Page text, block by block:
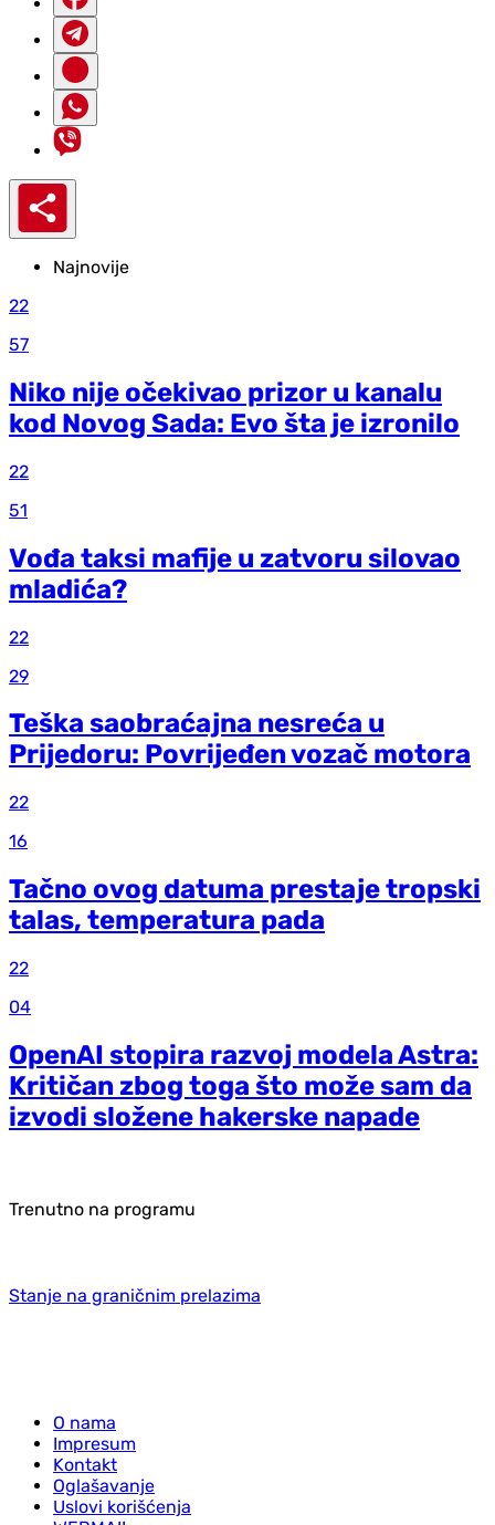
Najnovije
22
57
Niko nije očekivao prizor u kanalu
kod Novog Sada: Evo šta je izronilo
22
51
Vođa taksi mafije u zatvoru silovao
mladića?
22
29
Teška saobraćajna nesreća u
Prijedoru: Povrijeđen vozač motora
22
16
Tačno ovog datuma prestaje tropski
talas, temperatura pada
22
04
OpenAI stopira razvoj modela Astra:
Kritičan zbog toga što može sam da
izvodi složene hakerske napade
Trenutno na programu
Stanje na graničnim prelazima
O nama
Impresum
Kontakt
Oglašavanje
Uslovi korišćenja